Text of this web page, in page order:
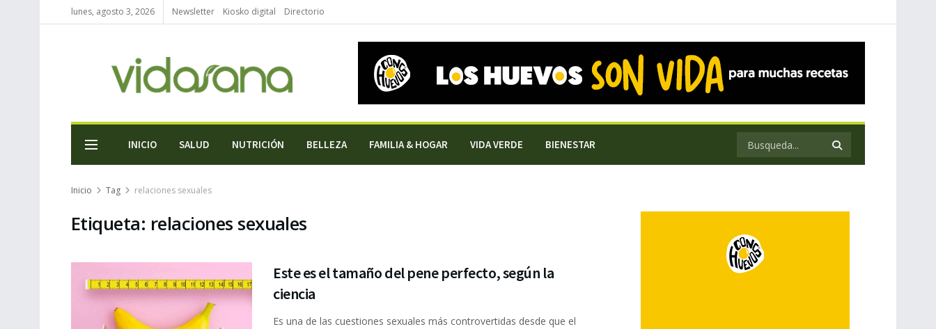
lunes, agosto 3, 2026 Newsletter Kiosko digital Directorio
INICIO SALUD NUTRICIÓN BELLEZA FAMILIA & HOGAR VIDA VERDE BIENESTAR
Inicio Tag relaciones sexuales
Etiqueta: relaciones sexuales
Este es el tamaño del pene perfecto, según la
ciencia
Es una de las cuestiones sexuales más controvertidas desde que el